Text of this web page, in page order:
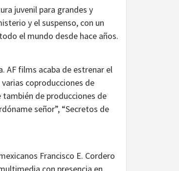
juvenil para grandes y
y el suspenso, con un
el mundo desde hace años.
AF films acaba de estrenar el
coproducciones de
también de producciones de
señor”, “Secretos de
Francisco E. Cordero
con presencia en